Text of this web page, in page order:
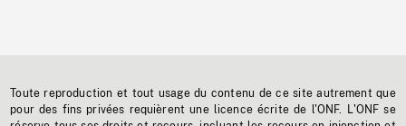
Toute reproduction et tout usage du contenu de ce site autrement que
pour des fins privées requièrent une licence écrite de l'ONF. L'ONF se